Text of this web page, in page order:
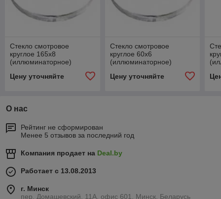
Стекло смотровое
круглое 165х8
(иллюминаторное)
Цену уточняйте
Стекло смотровое
круглое 60х6
(иллюминаторное)
Цену уточняйте
О нас
Рейтинг не сформирован
Менее 5 отзывов за последний год
Компания продает на Deal.by
Работает с 13.08.2013
г. Минск
пер. Домашевский, 11А, офис 601, Минск, Беларусь